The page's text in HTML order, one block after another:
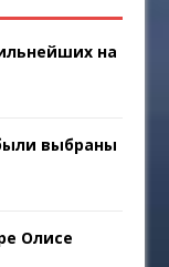
на
выбраны
Олисе